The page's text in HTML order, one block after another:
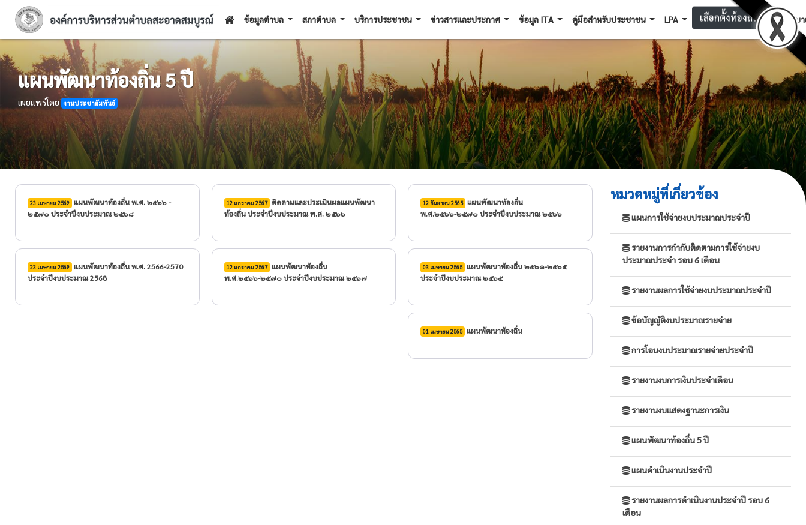
ข้อมูลตำบล สภาตำบล บริการประชาชน ข่าวสารและประกาศ ข้อมูล ITA คู่มือสำหรับประชาชน LPA เลือกตั้งท้องถิ่น นโยบ
แผนพัฒนาท้องถิ่น 5 ปี
เผยแพร่โดย งานประชาสัมพันธ์
23 เมษายน 2569
๒๕๗๐ ประจำปีงบประมาณ ๒๕๖๘
23 เมษายน 2569
ประจำปีงบประมาณ 2568
12 มกราคม 2567 ติดตามและประเมินผลแผนพัฒนา
ท้องถิ่น ประจำปีงบประมาณ พ.ศ. ๒๕๖๖
12 มกราคม 2567 แผนพัฒนาท้องถิ่น
พ.ศ.๒๕๖๖-๒๕๗๐ ประจำปีงบประมาณ ๒๕๖๗
12 กันยายน 2565 แผนพัฒนาท้องถิ่น
พ.ศ.๒๕๖๖-๒๕๗๐ ประจำปีงบประมาณ ๒๕๖๖
03 เมษายน 2565 แผนพัฒนาท้องถิ่น ๒๕๖๑-๒๕๖๕
ประจำปีงบประมาณ ๒๕๖๕
01 เมษายน 2565 แผนพัฒนาท้องถิ่น
หมวดหมู่ที่เกี่ยวข้อง
แผนการใช้จ่ายงบประมาณประจำปี
รายงานการกำกับติดตามการใช้จ่ายงบ
ประมาณประจำ รอบ 6 เดือน
รายงานผลการใช้จ่ายงบประมาณประจำปี
ข้อบัญญัติงบประมาณรายจ่าย
การโอนงบประมาณรายจ่ายประจำปี
รายงานงบการเงินประจำเดือน
รายงานงบแสดงฐานะการเงิน
แผนพัฒนาท้องถิ่น 5 ปี
แผนดำเนินงานประจำปี
รายงานผลการดำเนินงานประจำปี รอบ 6
เดือน